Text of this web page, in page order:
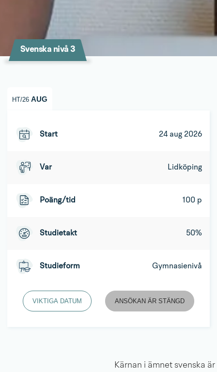
Svenska nivå 3
HT/26 AUG
Start 24 aug 2026
Var Lidköping
Poäng/tid 100 p
Studietakt 50%
Studieform Gymnasienivå
VIKTIGA DATUM ANSÖKAN ÄR STÄNGD
Kärnan i ämnet svenska